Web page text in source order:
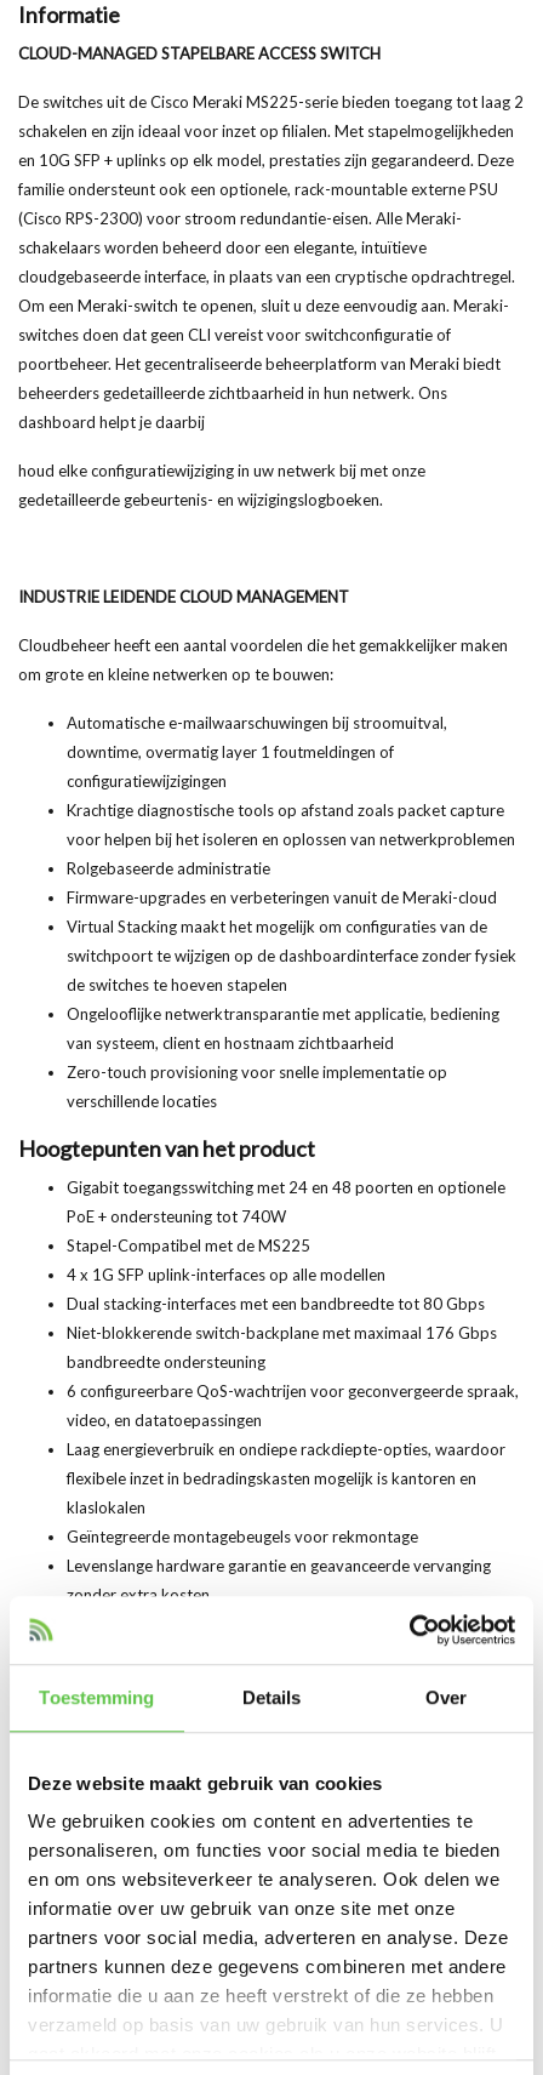
Toestemming Details Over
Deze website maakt gebruik van cookies
We gebruiken cookies om content en advertenties te
personaliseren, om functies voor social media te bieden
en om ons websiteverkeer te analyseren. Ook delen we
informatie over uw gebruik van onze site met onze
partners voor social media, adverteren en analyse. Deze
partners kunnen deze gegevens combineren met andere
informatie die u aan ze heeft verstrekt of die ze hebben
verzameld op basis van uw gebruik van hun services. U
Informatie
CLOUD-MANAGED STAPELBARE ACCESS SWITCH
De switches uit de Cisco Meraki MS225-serie bieden toegang tot laag 2
schakelen en zijn ideaal voor inzet op filialen. Met stapelmogelijkheden
en 10G SFP + uplinks op elk model, prestaties zijn gegarandeerd. Deze
familie ondersteunt ook een optionele, rack-mountable externe PSU
(Cisco RPS-2300) voor stroom redundantie-eisen. Alle Meraki-
schakelaars worden beheerd door een elegante, intuïtieve
cloudgebaseerde interface, in plaats van een cryptische opdrachtregel.
Om een ​​Meraki-switch te openen, sluit u deze eenvoudig aan. Meraki-
switches doen dat geen CLI vereist voor switchconfiguratie of
poortbeheer. Het gecentraliseerde beheerplatform van Meraki biedt
beheerders gedetailleerde zichtbaarheid in hun netwerk. Ons
dashboard helpt je daarbij
houd elke configuratiewijziging in uw netwerk bij met onze
gedetailleerde gebeurtenis- en wijzigingslogboeken.
INDUSTRIE LEIDENDE CLOUD MANAGEMENT
Cloudbeheer heeft een aantal voordelen die het gemakkelijker maken
om grote en kleine netwerken op te bouwen:
Automatische e-mailwaarschuwingen bij stroomuitval,
downtime, overmatig layer 1 foutmeldingen of
configuratiewijzigingen
Krachtige diagnostische tools op afstand zoals packet capture
voor helpen bij het isoleren en oplossen van netwerkproblemen
Rolgebaseerde administratie
Firmware-upgrades en verbeteringen vanuit de Meraki-cloud
Virtual Stacking maakt het mogelijk om configuraties van de
switchpoort te wijzigen op de dashboardinterface zonder fysiek
de switches te hoeven stapelen
Ongelooflijke netwerktransparantie met applicatie, bediening
van systeem, client en hostnaam zichtbaarheid
Zero-touch provisioning voor snelle implementatie op
verschillende locaties
Hoogtepunten van het product
Gigabit toegangsswitching met 24 en 48 poorten en optionele
PoE + ondersteuning tot 740W
Stapel-Compatibel met de MS225
4 x 1G SFP uplink-interfaces op alle modellen
Dual stacking-interfaces met een bandbreedte tot 80 Gbps
Niet-blokkerende switch-backplane met maximaal 176 Gbps
bandbreedte ondersteuning
6 configureerbare QoS-wachtrijen voor geconvergeerde spraak,
video, en datatoepassingen
Laag energieverbruik en ondiepe rackdiepte-opties, waardoor
flexibele inzet in bedradingskasten mogelijk is kantoren en
klaslokalen
Geïntegreerde montagebeugels voor rekmontage
Levenslange hardware garantie en geavanceerde vervanging
zonder extra kosten
Link datasheet
Productspecificaties
Artikelnummer MS225-24P-HW
SKU 3506400
EAN 810979012825
Switch-laag L2
Toon meer